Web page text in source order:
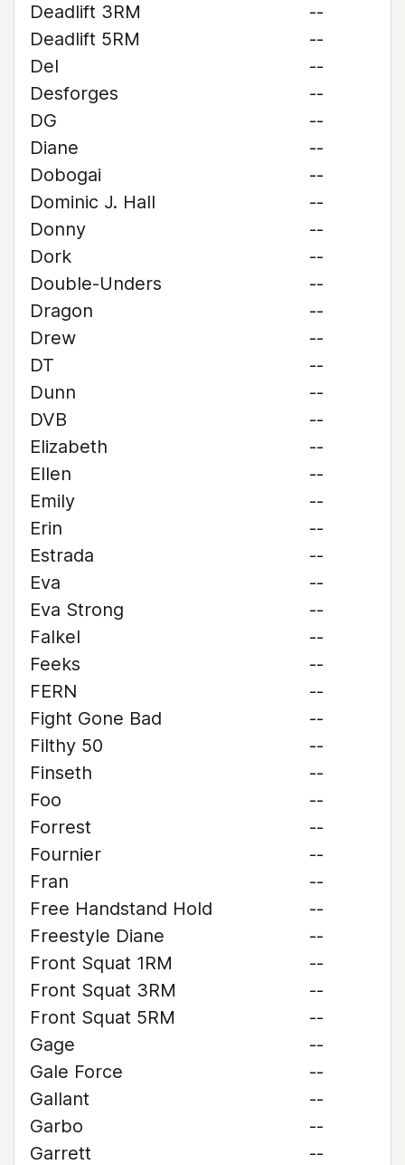
Deadlift 3RM
--
Deadlift 5RM
--
Del
--
Desforges
--
DG
--
Diane
--
Dobogai
--
Dominic J. Hall
--
Donny
--
Dork
--
Double-Unders
--
Dragon
--
Drew
--
DT
--
Dunn
--
DVB
--
Elizabeth
--
Ellen
--
Emily
--
Erin
--
Estrada
--
Eva
--
Eva Strong
--
Falkel
--
Feeks
--
FERN
--
Fight Gone Bad
--
Filthy 50
--
Finseth
--
Foo
--
Forrest
--
Fournier
--
Fran
--
Free Handstand Hold
--
Freestyle Diane
--
Front Squat 1RM
--
Front Squat 3RM
--
Front Squat 5RM
--
Gage
--
Gale Force
--
Gallant
--
Garbo
--
Garrett
--